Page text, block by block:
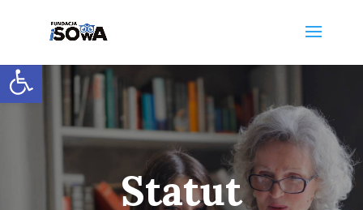
Otwórz pasek narzędzi
Statut